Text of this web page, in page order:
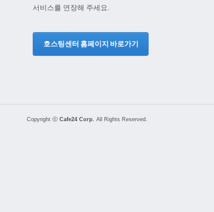
서비스를 연장해 주세요.
호스팅센터 홈페이지 바로가기
Copyright ⓒ Cafe24 Corp. All Rights Reserved.